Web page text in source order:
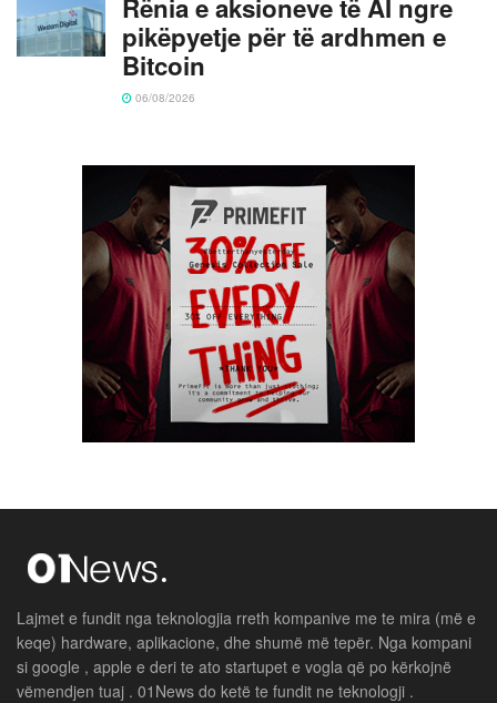
Rënia e aksioneve të AI ngre
pikëpyetje për të ardhmen e
Bitcoin
06/08/2026
Lajmet e fundit nga teknologjia rreth kompanive me te mira (më e
keqe) hardware, aplikacione, dhe shumë më tepër. Nga kompani
si google , apple e deri te ato startupet e vogla që po kërkojnë
vëmendjen tuaj . 01News do ketë te fundit ne teknologji .